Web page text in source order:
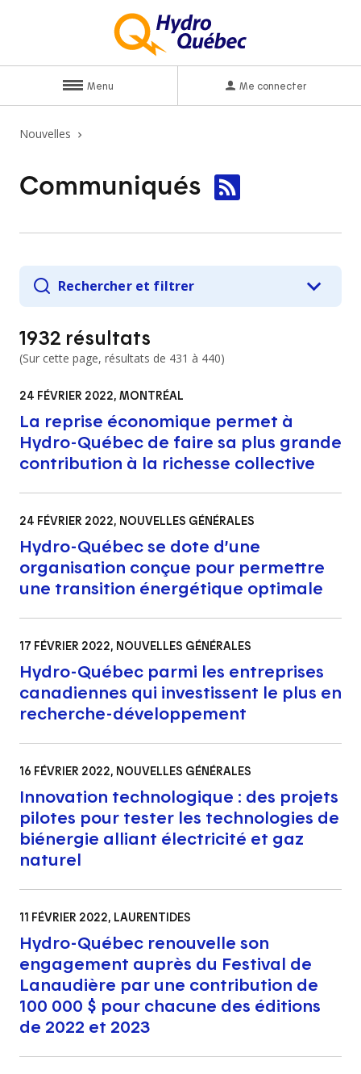
Menu Me connecter
Nouvelles
Communiqués
Rechercher et filtrer
1932 résultats
(Sur cette page, résultats de 431 à 440)
24 FÉVRIER 2022, MONTRÉAL
La reprise économique permet à
Hydro-Québec de faire sa plus grande
contribution à la richesse collective
24 FÉVRIER 2022, NOUVELLES GÉNÉRALES
Hydro-Québec se dote d’une
organisation conçue pour permettre
une transition énergétique optimale
17 FÉVRIER 2022, NOUVELLES GÉNÉRALES
Hydro-Québec parmi les entreprises
canadiennes qui investissent le plus en
recherche-développement
16 FÉVRIER 2022, NOUVELLES GÉNÉRALES
Innovation technologique : des projets
pilotes pour tester les technologies de
biénergie alliant électricité et gaz
naturel
11 FÉVRIER 2022, LAURENTIDES
Hydro-Québec renouvelle son
engagement auprès du Festival de
Lanaudière par une contribution de
100 000 $ pour chacune des éditions
de 2022 et 2023